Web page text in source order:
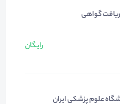
گواهی
رایگان
علوم پزشکی ایران